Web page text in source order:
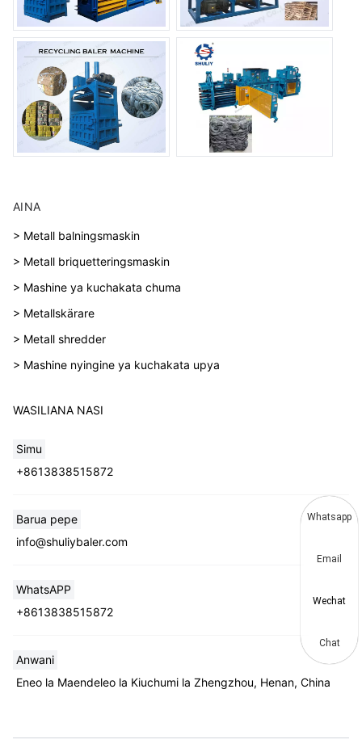
AINA
> Metall balningsmaskin
> Metall briquetteringsmaskin
> Mashine ya kuchakata chuma
> Metallskärare
> Metall shredder
> Mashine nyingine ya kuchakata upya
WASILIANA NASI
Simu
+8613838515872
Barua pepe
info@shuliybaler.com
WhatsAPP
+8613838515872
Anwani
Eneo la Maendeleo la Kiuchumi la Zhengzhou, Henan, China
Whatsapp
Email
Wechat
Chat